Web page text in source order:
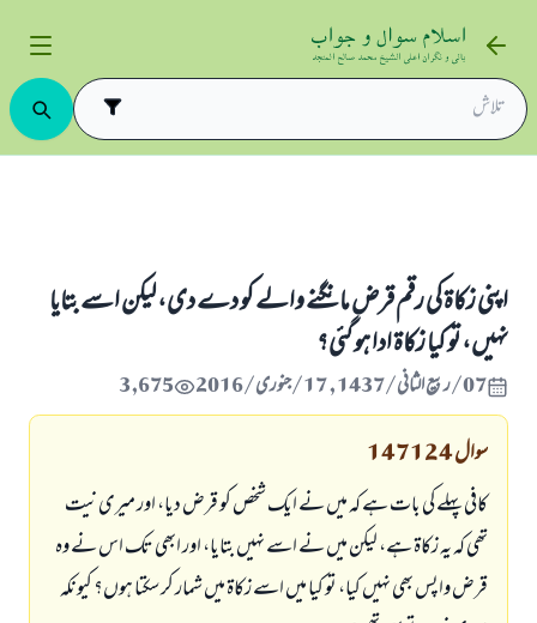
اپنی زکاۃ کی رقم قرض مانگنے والے کو دے دی، لیکن اسے بتایا
نہیں، تو کیا زکاۃ ادا ہو گئی؟
07/ربيع الثاني/1437 , 17/جنوری/2016 3,675
سوال147124
کافی پہلے کی بات ہے کہ میں نے ایک شخص کو قرض دیا، اور میری نیت
تھی کہ یہ زکاۃ ہے، لیکن میں نے اسے نہیں بتایا، اور ابھی تک اس نے وہ
قرض واپس بھی نہیں کیا، تو کیا میں اسے زکاۃ میں شمار کر سکتا ہوں؟ کیونکہ